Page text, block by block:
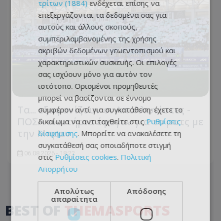
Τα... εξαφανίζουν οι Απολλωνίστες -
ΠΟΣΑ εισιτήρια έφυγαν για το ματς με
την Μπραν
06.08.2026 - 18:22
BEST OF THEMASPORTS
τρίτων (1884) ενδέχεται επίσης να
επεξεργάζονται τα δεδομένα σας για
αυτούς και άλλους σκοπούς,
συμπεριλαμβανομένης της χρήσης
ακριβών δεδομένων γεωεντοπισμού και
χαρακτηριστικών συσκευής. Οι επιλογές
σας ισχύουν μόνο για αυτόν τον
ιστότοπο. Ορισμένοι προμηθευτές
μπορεί να βασίζονται σε έννομο
συμφέρον αντί για συγκατάθεση· έχετε το
δικαίωμα να αντιταχθείτε στις Ρυθμίσεις
διαφήμισης. Μπορείτε να ανακαλέσετε τη
συγκατάθεσή σας οποιαδήποτε στιγμή
στις Ρυθμίσεις cookies. Πολιτική
Απορρήτου
Απολύτως
απαραίτητα
Απόδοσης